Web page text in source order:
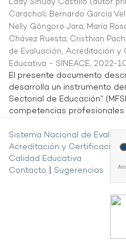
Caracholi; Bernardo García
Nelly Góngora Jara; María
Chávez Ruesta; Cristhian
de Evaluación, Acreditación
Educativa - SINEACE, 2022-
El presente documento
desarrolla un instrumento
Sectorial de Educación”
competencias profesionales
Sistema Nacional de
Acreditación y Certificación
Calidad Educativa
Contacto
Sugerencias